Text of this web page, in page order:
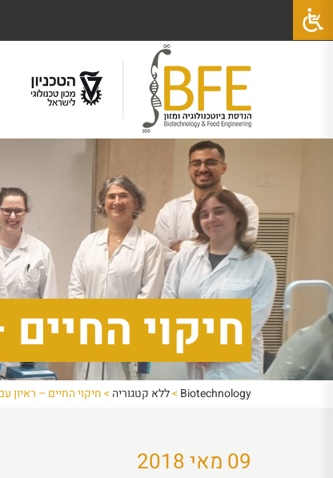
חיקוי
Biotechnology
>ללא קטגוריה >חיקוי החיים – ראיון
09 מאי 2018